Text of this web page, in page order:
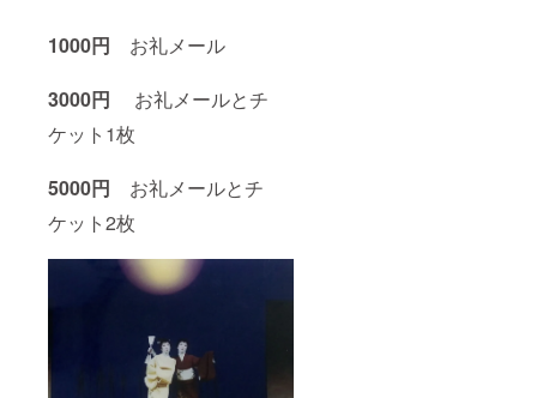
1000円 お礼メール
3000円 お礼メールとチ
ケット1枚
5000円 お礼メールとチ
ケット2枚